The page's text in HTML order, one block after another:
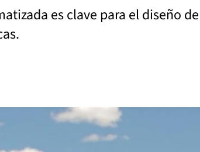
es clave para el diseño